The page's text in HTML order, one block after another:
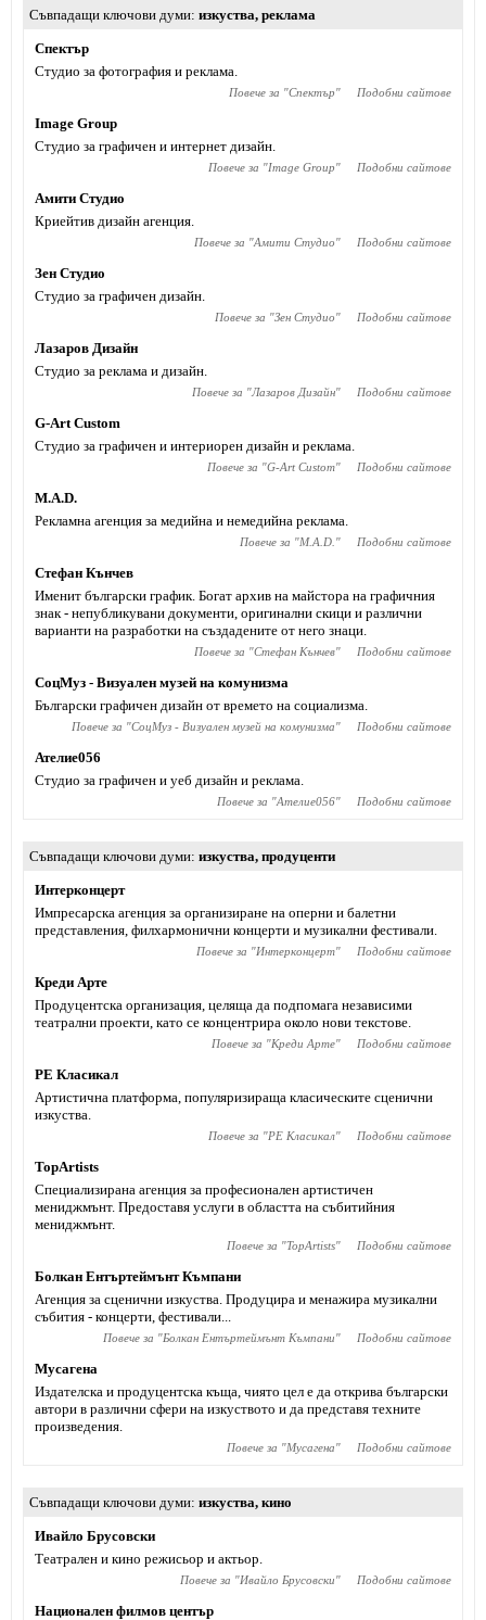
Съвпадащи ключови думи изкуства, реклама
Спектър
Студио за фотография и реклама.
Повече за "Спектър" Подобни сайтове
Image Group
Студио за графичен и интернет дизайн.
Повече за "Image Group" Подобни сайтове
Амити Студио
Криейтив дизайн агенция.
Повече за "Амити Студио" Подобни сайтове
Зен Студио
Студио за графичен дизайн.
Повече за "Зен Студио" Подобни сайтове
Лазаров Дизайн
Студио за реклама и дизайн.
Повече за "Лазаров Дизайн" Подобни сайтове
G-Art Custom
Студио за графичен и интериорен дизайн и реклама.
Повече за "G-Art Custom" Подобни сайтове
M.A.D.
Рекламна агенция за медийна и немедийна реклама.
Повече за "M.A.D. " Подобни сайтове
Стефан Кънчев
Именит български график. Богат архив на майстора на графичния
знак - непубликувани документи, оригинални скици и различни
варианти на разработки на създадените от него знаци.
Повече за "Стефан Кънчев" Подобни сайтове
СоцМуз - Визуален музей на комунизма
Български графичен дизайн от времето на социализма.
Повече за "СоцМуз - Визуален музей на комунизма" Подобни сайтове
Ателие056
Студио за графичен и уеб дизайн и реклама.
Повече за "Ателие056" Подобни сайтове
Съвпадащи ключови думи изкуства, продуценти
Интерконцерт
Импресарска агенция за организиране на оперни и балетни
представления, филхармонични концерти и музикални фестивали.
Повече за "Интерконцерт" Подобни сайтове
Креди Арте
Продуцентска организация, целяща да подпомага независими
театрални проекти, като се концентрира около нови текстове.
Повече за "Креди Арте" Подобни сайтове
РE Класикал
Артистична платформа, популяризираща класическите сценични
изкуства.
Повече за "РE Класикал" Подобни сайтове
TopArtists
Специализирана агенция за професионален артистичен
мениджмънт. Предоставя услуги в областта на събитийния
мениджмънт.
Повече за "TopArtists" Подобни сайтове
Болкан Ентъртеймънт Къмпани
Агенция за сценични изкуства. Продуцира и менажира музикални
събития - концерти, фестивали...
Повече за "Болкан Ентъртеймънт Къмпани" Подобни сайтове
Мусагена
Издателска и продуцентска къща, чиято цел е да открива български
автори в различни сфери на изкуството и да представя техните
произведения.
Повече за "Мусагена" Подобни сайтове
Съвпадащи ключови думи изкуства, кино
Ивайло Брусовски
Театрален и кино режисьор и актьор.
Повече за "Ивайло Брусовски" Подобни сайтове
Национален филмов център